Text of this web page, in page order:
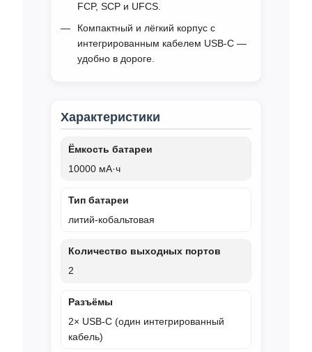
FCP, SCP и UFCS.
Компактный и лёгкий корпус с
интегрированным кабелем USB‑C —
удобно в дороге.
Характеристики
Ёмкость батареи
10000 мА·ч
Тип батареи
литий‑кобальтовая
Количество выходных портов
2
Разъёмы
2× USB‑C (один интегрированный
кабель)